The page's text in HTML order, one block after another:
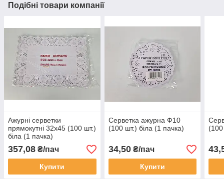
Подібні товари компанії
Ажурні серветки
прямокутні 32х45 (100 шт.)
біла (1 пачка)
357,08 ₴/пач
Купити
Серветка ажурна Ф10
(100 шт.) біла (1 пачка)
34,50₴/пач
Купити